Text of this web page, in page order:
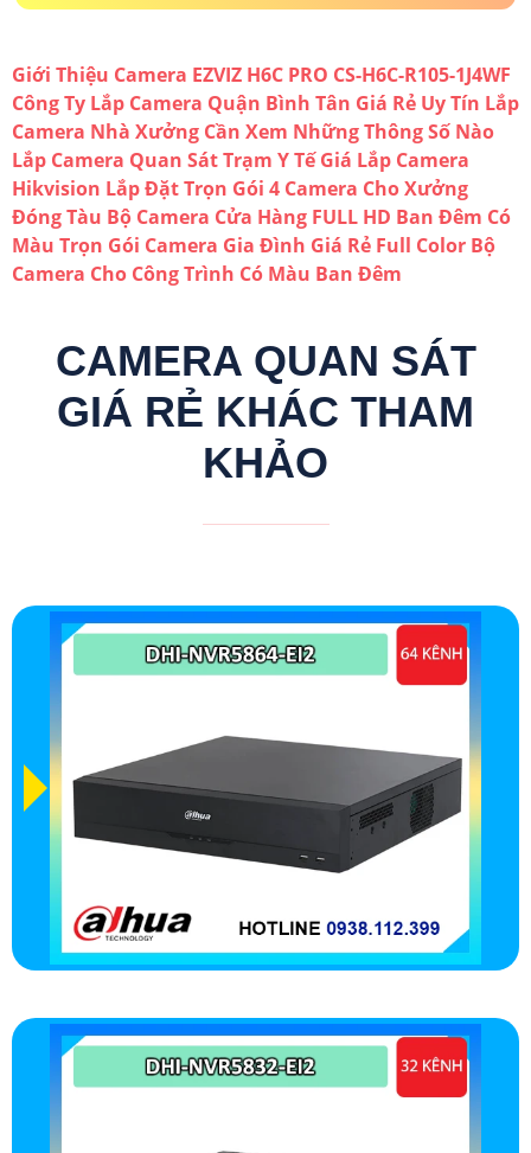
Giới Thiệu Camera EZVIZ H6C PRO CS-H6C-R105-1J4WF
Công Ty Lắp Camera Quận Bình Tân Giá Rẻ Uy Tín Lắp
Camera Nhà Xưởng Cần Xem Những Thông Số Nào
Lắp Camera Quan Sát Trạm Y Tế Giá Lắp Camera
Hikvision Lắp Đặt Trọn Gói 4 Camera Cho Xưởng
Đóng Tàu Bộ Camera Cửa Hàng FULL HD Ban Đêm Có
Màu Trọn Gói Camera Gia Đình Giá Rẻ Full Color Bộ
Camera Cho Công Trình Có Màu Ban Đêm
CAMERA QUAN SÁT
GIÁ RẺ KHÁC THAM
KHẢO